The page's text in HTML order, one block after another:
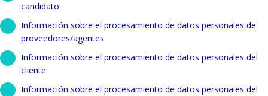
candidato
Información sobre el procesamiento de datos personales de
proveedores/agentes
Información sobre el procesamiento de datos personales del
cliente
Información sobre el procesamiento de datos personales del